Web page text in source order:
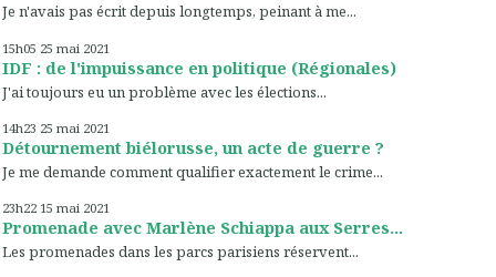
Je n'avais pas écrit depuis longtemps, peinant à me...
15h05 25 mai 2021
IDF : de l'impuissance en politique (Régionales)
J'ai toujours eu un problème avec les élections...
14h23 25 mai 2021
Détournement biélorusse, un acte de guerre ?
Je me demande comment qualifier exactement le crime...
23h22 15 mai 2021
Promenade avec Marlène Schiappa aux Serres...
Les promenades dans les parcs parisiens réservent...